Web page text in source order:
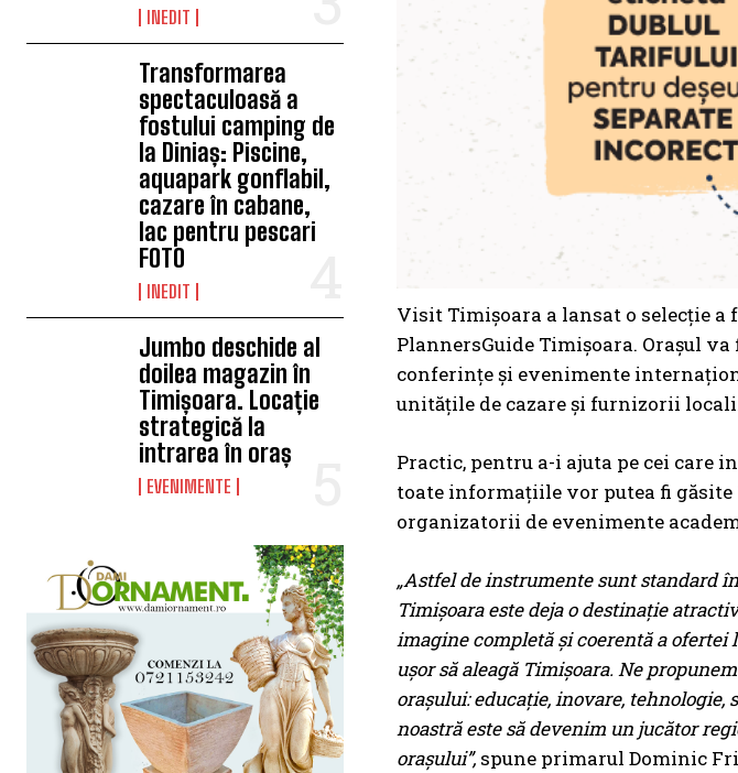
INEDIT
Transformarea
spectaculoasă a
fostului camping de
la Diniaș: Piscine,
aquapark gonflabil,
cazare în cabane,
lac pentru pescari
FOTO
INEDIT
Jumbo deschide al
doilea magazin în
Timișoara. Locație
strategică la
intrarea în oraș
EVENIMENTE
Visit Timișoara a lansat o selecție
PlannersGuide Timișoara. Orașul
conferințe și evenimente
unitățile de cazare și furnizorii
Practic, pentru a-i ajuta pe cei care
toate informațiile vor putea fi
organizatorii de evenimente
„Astfel de instrumente sunt standard
Timișoara este deja o destinație
imagine completă și coerentă a ofertei
ușor să aleagă Timișoara. Ne
orașului: educație, inovare,
noastră este să devenim un jucător
orașului”, spune primarul Dominic